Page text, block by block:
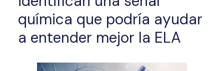
química que podría ayudar
a entender mejor la ELA